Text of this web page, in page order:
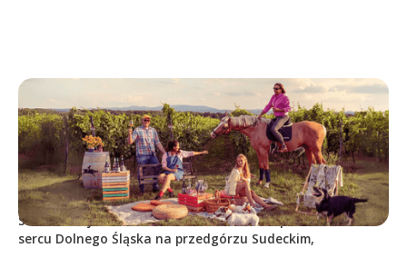
SILESIAN
Silesian to jedenasto hektarowa winnica położona w
sercu Dolnego Śląska na przedgórzu Sudeckim,